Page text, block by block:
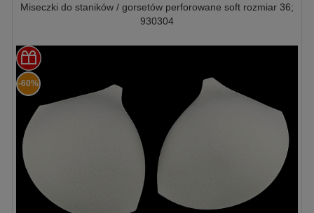
Miseczki do staników / gorsetów perforowane soft rozmiar 36;
930304
-60%